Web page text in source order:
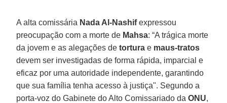
A alta comissária Nada Al-Nashifexpressou
preocupação com a morte de Mahsa: “A trágica morte
da jovem e as alegações detortura e maus-tratos
devem ser investigadas de forma rápida, imparcial e
eficaz por uma autoridade independente, garantindo
que sua família tenha acesso à justiça". Segundo a
porta-voz do Gabinete do Alto Comissariado daONU,